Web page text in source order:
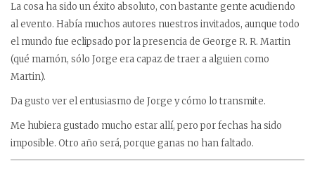
La cosa ha sido un éxito absoluto, con bastante gente acudiendo
al evento. Había muchos autores nuestros invitados, aunque todo
el mundo fue eclipsado por la presencia de George R. R. Martin
(qué mamón, sólo Jorge era capaz de traer a alguien como
Martin).
Da gusto ver el entusiasmo de Jorge y cómo lo transmite.
Me hubiera gustado mucho estar allí, pero por fechas ha sido
imposible. Otro año será, porque ganas no han faltado.